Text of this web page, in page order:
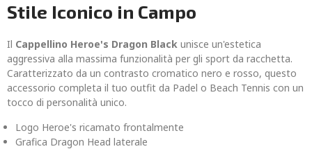
Stile Iconico in Campo
Il Cappellino Heroe's Dragon Black unisce un'estetica
aggressiva alla massima funzionalità per gli sport da racchetta.
Caratterizzato da un contrasto cromatico nero e rosso, questo
accessorio completa il tuo outfit da Padel o Beach Tennis con un
tocco di personalità unico.
Logo Heroe's ricamato frontalmente
Grafica Dragon Head laterale